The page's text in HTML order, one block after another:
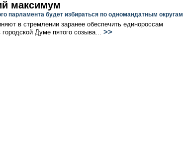
максимум
парламента будет избираться по одномандатным округам
в стремлении заранее обеспечить единороссам
Думе пятого созыва... >>